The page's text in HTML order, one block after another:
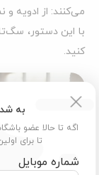
می‌کنند: از ادویه و
با این دستور،
کنید.
به
اگه تا حالا عضو
تا برای
شماره موبایل